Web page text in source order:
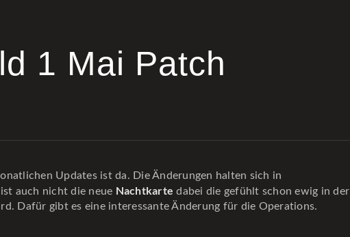
1 Mai Patch
Updates ist da. Die Änderungen halten sich in
auch nicht die neue Nachtkarte dabei die gefühlt schon ewig in der
Dafür gibt es eine interessante Änderung für die Operations.